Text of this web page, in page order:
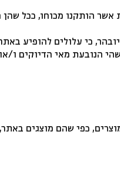
1981 (להלן: “חוק הגנת הצרכן”) והתקנות
כי עלולים להופיע
הנובעת מאי הדיוקים ו/
כפי שהם מוצגים